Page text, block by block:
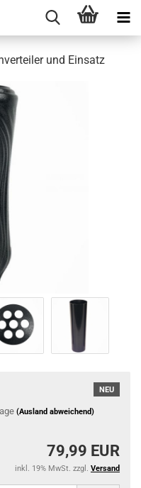
und Einsatz
NEU
(Ausland abweichend)
79,99 EUR
inkl. 19% MwSt. zzgl. Versand